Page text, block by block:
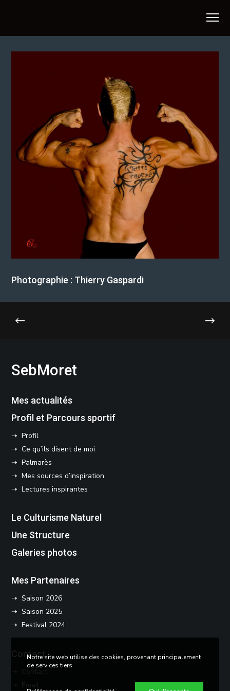
Photographie : Thierry Gaspardi
SebMoret
Mes actualités
Profil et Parcours sportif
➝ Profil
➝ Ce qu’ils disent de moi
➝ Palmarès
➝ Mes sources d’inspiration
➝ Lectures inspirantes
Le Culturisme Naturel
Une Structure
Galeries photos
Mes Partenaires
➝ Saison 2026
➝ Saison 2025
➝ Festival 2024
Contact
Notre site web utilise des cookies, provenant principalement
de services tiers.